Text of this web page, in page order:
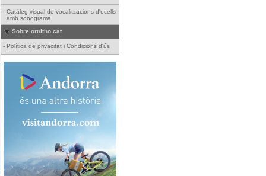
- Catàleg visual de vocalitzacions d'ocells
amb sonograma
Sobre ornitho.cat
- Política de privacitat i Condicions d'ús